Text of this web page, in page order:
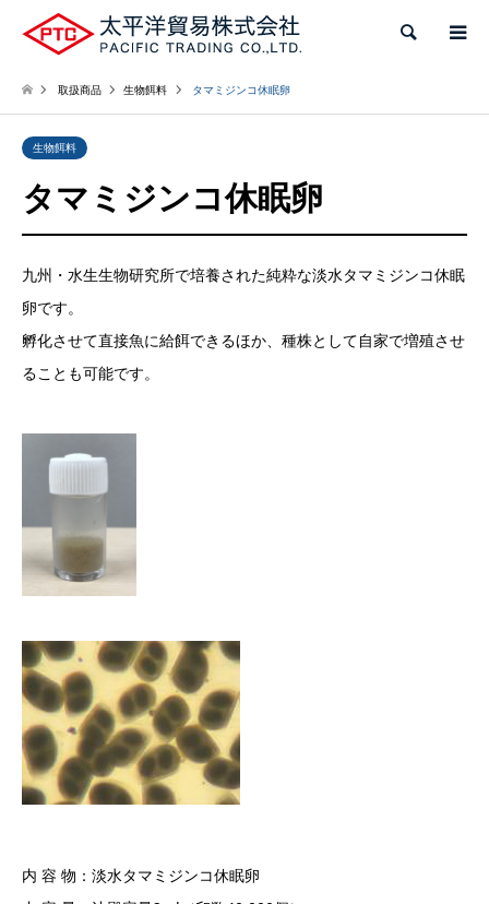
検索
取扱商品 生物餌料 タマミジンコ休眠卵
生物餌料
タマミジンコ休眠卵
九州・水生生物研究所で培養された純粋な淡水タマミジンコ休眠
卵です。
孵化させて直接魚に給餌できるほか、種株として自家で増殖させ
ることも可能です。
内 容 物：淡水タマミジンコ休眠卵